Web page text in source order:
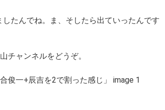
たんでね。ま、そしたら出ていったんです
チャンネルをどうぞ。